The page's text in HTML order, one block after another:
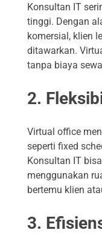
Konsultan IT
tinggi. Dengan
komersial, klien
ditawarkan.
tanpa biaya
2.
Virtual office
seperti fixed
Konsultan IT
menggunakan
bertemu klien
3.